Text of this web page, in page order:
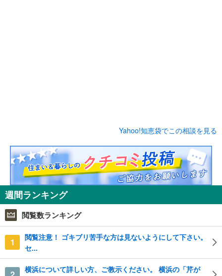
Yahoo!知恵袋でこの相談を見る
週間ランキング
閲覧数ランキング
1
閲覧注意！ ゴキブリ苦手な方は見ないようにして下さい。
セ...
横浜について詳しい方、ご教示ください。 横浜の「芹が